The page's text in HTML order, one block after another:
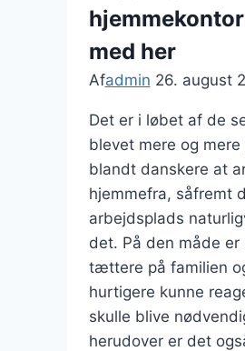
med her
Afadmin 26. august
Det er i løbet af de
blevet mere og
blandt danskere at
hjemmefra, såfremt
arbejdsplads
det. På den måde er
tættere på familien
hurtigere kunne
skulle blive
herudover er det